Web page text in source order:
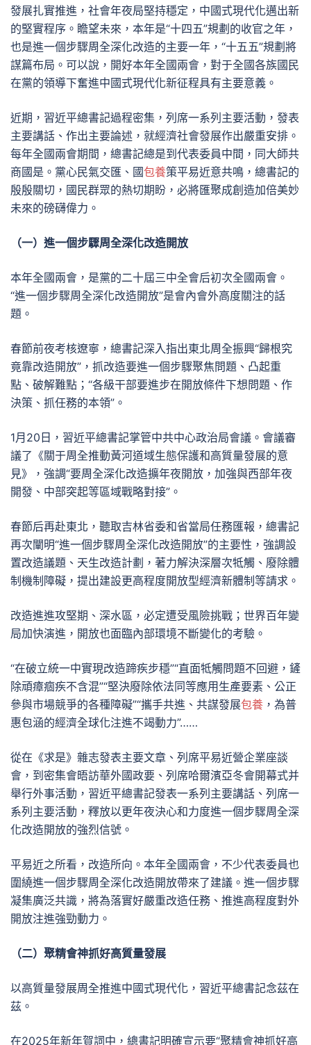
發展扎實推進，社會年夜局堅持穩定，中國式現代化邁出新
的堅實程序。瞻望未來，本年是“十四五”規劃的收官之年，
也是進一個步驟周全深化改造的主要一年，“十五五”規劃將
謀篇布局。可以說，開好本年全國兩會，對于全國各族國民
在黨的領導下奮進中國式現代化新征程具有主要意義。
近期，習近平總書記過程密集，列席一系列主要活動，發表
主要講話、作出主要論述，就經濟社會發展作出嚴重安排。
每年全國兩會期間，總書記總是到代表委員中間，同大師共
商國是。黨心民氣交匯、國包養策平易近意共鳴，總書記的
殷殷關切，國民群眾的熱切期盼，必將匯聚成創造加倍美妙
未來的磅礴偉力。
（一）進一個步驟周全深化改造開放
本年全國兩會，是黨的二十屆三中全會后初次全國兩會。
“進一個步驟周全深化改造開放”是會內會外高度關注的話
題。
春節前夜考核遼寧，總書記深入指出東北周全振興“歸根究
竟靠改造開放”，抓改造要進一個步驟聚焦問題、凸起重
點、破解難點；“各級干部要進步在開放條件下想問題、作
決策、抓任務的本領”。
1月20日，習近平總書記掌管中共中心政治局會議。會議審
議了《關于周全推動黃河道域生態保護和高質量發展的意
見》，強調“要周全深化改造擴年夜開放，加強與西部年夜
開發、中部突起等區域戰略對接”。
春節后再赴東北，聽取吉林省委和省當局任務匯報，總書記
再次闡明“進一個步驟周全深化改造開放”的主要性，強調設
置改造議題、天生改造計劃，著力解決深層次牴觸、廢除體
制機制障礙，提出建設更高程度開放型經濟新體制等請求。
改造進進攻堅期、深水區，必定遭受風險挑戰；世界百年變
局加快演進，開放也面臨內部環境不斷變化的考驗。
“在破立統一中實現改造蹄疾步穩”“直面牴觸問題不回避，鏟
除頑瘴痼疾不含混”“堅決廢除依法同等應用生產要素、公正
參與市場競爭的各種障礙”“攜手共進、共謀發展包養 ，為普
惠包涵的經濟全球化注進不竭動力”……
從在《求是》雜志發表主要文章、列席平易近營企業座談
會，到密集會晤訪華外國政要、列席哈爾濱亞冬會開幕式并
舉行外事活動，習近平總書記發表一系列主要講話、列席一
系列主要活動，釋放以更年夜決心和力度進一個步驟周全深
化改造開放的強烈信號。
平易近之所看，改造所向。本年全國兩會，不少代表委員也
圍繞進一個步驟周全深化改造開放帶來了建議。進一個步驟
凝集廣泛共識，將為落實好嚴重改造任務、推進高程度對外
開放注進強勁動力。
（二）聚精會神抓好高質量發展
以高質量發展周全推進中國式現代化，習近平總書記念茲在
茲。
在2025年新年賀詞中，總書記明確宣示要“聚精會神抓好高